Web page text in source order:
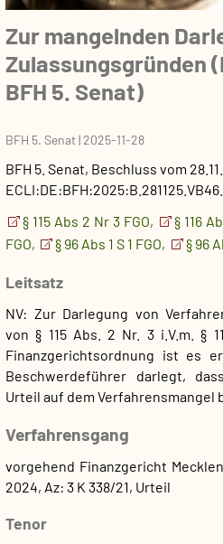
Zur mangelnden
Zulassungsgründen
BFH 5. Senat)
BFH 5. Senat|2025-11-28
BFH 5. Senat, Beschluss vom
§ 115 Abs 2 Nr 3 FGO,
§ 116
FGO,
§ 96 Abs 1 S 1 FGO, § 96
Leitsatz
NV: Zur Darlegung von
von § 115 Abs. 2 Nr. 3 i.V.m. §
Finanzgerichtsordnung ist es
Beschwerdeführer darlegt,
Urteil auf dem Verfahrensmangel
Verfahrensgang
vorgehend Finanzgericht
2024, Az: 3 K 338/21, Urteil
Tenor